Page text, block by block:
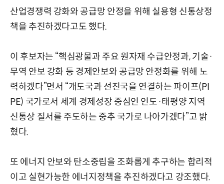
산업경쟁력 강화와 공급망 안정을 위해 실용형 신통상정
책을 추진하겠다고도 했다.
이 후보자는 “핵심광물과 주요 원자재 수급안정과, 기술·
무역 안보 강화 등 경제안보와 공급망 안정화를 위해 노
력하겠다”면서 “개도국과 선진국을 연결하는 파이프(PI
PE) 국가로서 세계 경제성장 중심인 인도·태평양 지역
신통상 질서를 주도하는 중추 국가로 나아가겠다”고 밝
혔다.
또 에너지 안보와 탄소중립을 조화롭게 추구하는 합리적
이고 실현가능한 에너지정책을 추진하겠다고 강조했다.